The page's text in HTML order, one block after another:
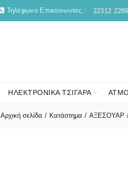
Τηλέφωνο Επικοινωνίας : 22312
ΗΛΕΚΤΡΟΝΙΚΑ ΤΣΙΓΑΡΑ
Αρχική σελίδα Κατάστημα ΑΞΕΣΟΥΑΡ